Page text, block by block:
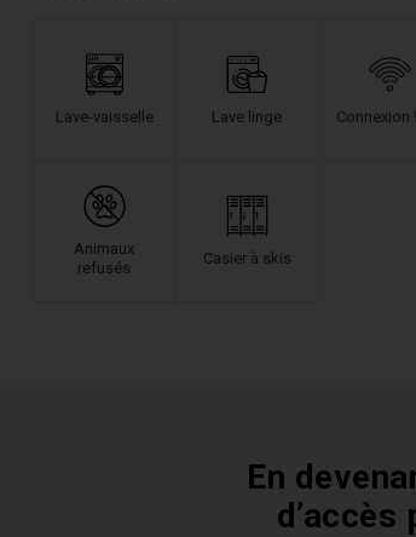
Lave-vaisselle Lave linge Connexion
Animaux
refusés
Casier à skis
En